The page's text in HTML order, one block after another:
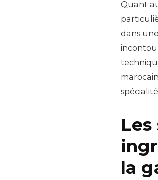
Quant
dans
la